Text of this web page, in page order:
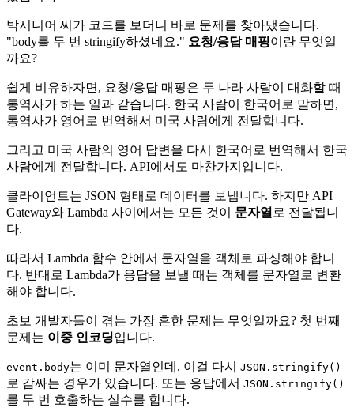
박시니어 씨가 코드를 보더니 바로 문제를 찾아냈습니다.
"body를 두 번 stringify하셨네요." 요청/응답 매핑이란 무엇일
까요?
쉽게 비유하자면, 요청/응답 매핑은 두 나라 사람이 대화할 때
통역사가 하는 일과 같습니다. 한국 사람이 한국어로 말하면,
통역사가 영어로 번역해서 미국 사람에게 전달합니다.
그리고 미국 사람의 영어 답변을 다시 한국어로 번역해서 한국
사람에게 전달합니다. API에서도 마찬가지입니다.
클라이언트는 JSON 형태로 데이터를 보냅니다. 하지만 API
Gateway와 Lambda 사이에서는 모든 것이 문자열 로 전달됩니
다.
따라서 Lambda 함수 안에서 문자열을 객체로 파싱해야 합니
다. 반대로 Lambda가 응답을 보낼 때는 객체를 문자열로 변환
해야 합니다.
초보 개발자들이 겪는 가장 흔한 문제는 무엇일까요? 첫 번째
문제는 이중 인코딩입니다.
event.body는 이미 문자열인데, 이걸 다시 JSON.stringify()
로 감싸는 경우가 있습니다. 또는 응답에서 JSON.stringify()
를 두 번 호출하는 실수를 합니다.